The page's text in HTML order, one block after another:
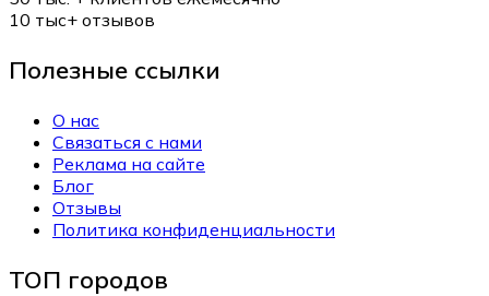
10 тыс+ отзывов
Полезные ссылки
О нас
Связаться с нами
Реклама на сайте
Блог
Отзывы
Политика конфиденциальности
ТОП городов